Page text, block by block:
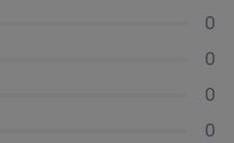
0
0
0
0